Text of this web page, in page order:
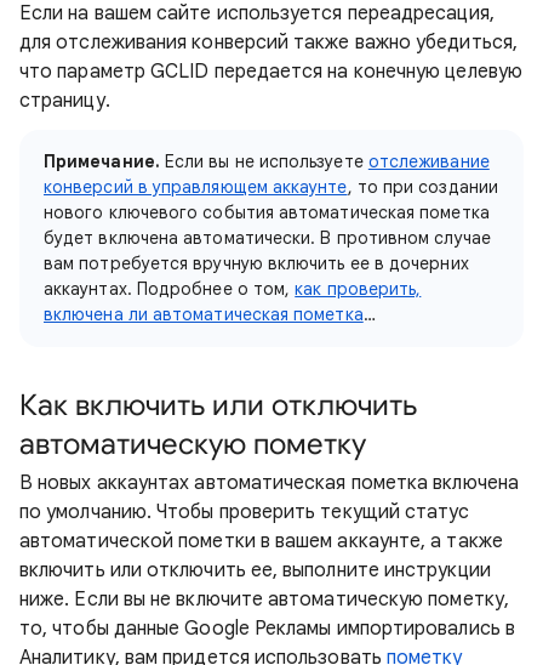
Если на вашем сайте используется переадресация,
для отслеживания конверсий также важно убедиться,
что параметр GCLID передается на конечную целевую
страницу.
Примечание. Если вы не используете отслеживание
конверсий в управляющем аккаунте, то при создании
нового ключевого события автоматическая пометка
будет включена автоматически. В противном случае
вам потребуется вручную включить ее в дочерних
аккаунтах. Подробнее о том,как проверить,
включена ли автоматическая пометка…
Как включить или отключить
автоматическую пометку
В новых аккаунтах автоматическая пометка включена
по умолчанию. Чтобы проверить текущий статус
автоматической пометки в вашем аккаунте, а также
включить или отключить ее, выполните инструкции
ниже. Если вы не включите автоматическую пометку,
то, чтобы данные Google Рекламы импортировались в
Аналитику, вам придется использовать пометку